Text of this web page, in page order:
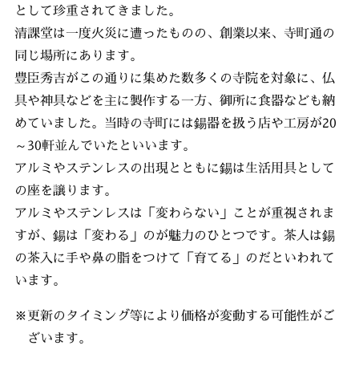
として珍重されてきました。
清課堂は一度火災に遭ったものの、創業以来、寺町通の
同じ場所にあります。
豊臣秀吉がこの通りに集めた数多くの寺院を対象に、仏
具や神具などを主に製作する一方、御所に食器なども納
めていました。当時の寺町には錫器を扱う店や工房が20
～30軒並んでいたといいます。
アルミやステンレスの出現とともに錫は生活用具として
の座を譲ります。
アルミやステンレスは「変わらない」ことが重視されま
すが、錫は「変わる」のが魅力のひとつです。茶人は錫
の茶入に手や鼻の脂をつけて「育てる」のだといわれて
います。
※更新のタイミング等により価格が変動する可能性がご
ざいます。